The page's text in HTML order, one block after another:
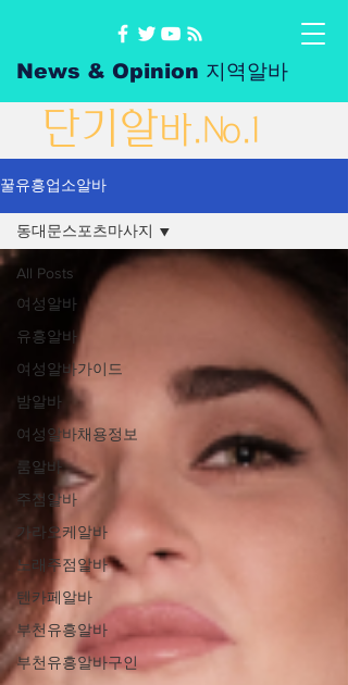
News & Opinion 지역알바
단기 알바.No.1
꿀유흥업소알바
All Posts
여성알바
유흥알바
여성알바가이드
밤알바
여성알바채용정보
룸알바
주점알바
가라오케알바
노래주점알바
텐카페알바
부천유흥알바
부천유흥알바구인
동대문스포츠마사지